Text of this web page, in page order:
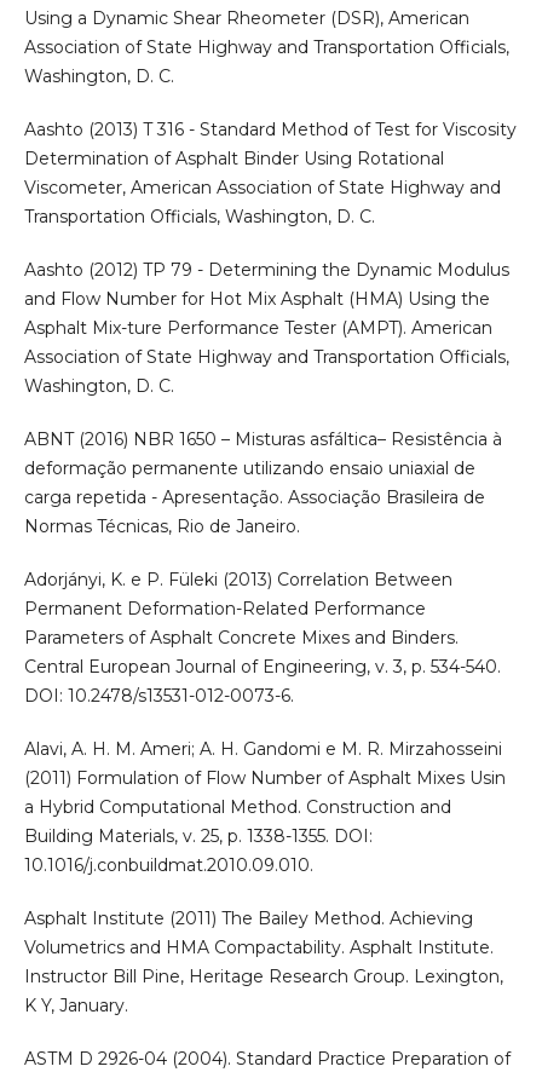
Using a Dynamic Shear Rheometer (DSR), American
Association of State Highway and Transportation Officials,
Washington, D. C.
Aashto (2013) T 316 - Standard Method of Test for Viscosity
Determination of Asphalt Binder Using Rotational
Viscometer, American Association of State Highway and
Transportation Officials, Washington, D. C.
Aashto (2012) TP 79 - Determining the Dynamic Modulus
and Flow Number for Hot Mix Asphalt (HMA) Using the
Asphalt Mix-ture Performance Tester (AMPT). American
Association of State Highway and Transportation Officials,
Washington, D. C.
ABNT (2016) NBR 1650 – Misturas asfáltica– Resistência à
deformação permanente utilizando ensaio uniaxial de
carga repetida - Apresentação. Associação Brasileira de
Normas Técnicas, Rio de Janeiro.
Adorjányi, K. e P. Füleki (2013) Correlation Between
Permanent Deformation-Related Performance
Parameters of Asphalt Concrete Mixes and Binders.
Central European Journal of Engineering, v. 3, p. 534-540.
DOI: 10.2478/s13531-012-0073-6.
Alavi, A. H. M. Ameri; A. H. Gandomi e M. R. Mirzahosseini
(2011) Formulation of Flow Number of Asphalt Mixes Usin
a Hybrid Computational Method. Construction and
Building Materials, v. 25, p. 1338-1355. DOI:
10.1016/j.conbuildmat.2010.09.010.
Asphalt Institute (2011) The Bailey Method. Achieving
Volumetrics and HMA Compactability. Asphalt Institute.
Instructor Bill Pine, Heritage Research Group. Lexington,
K Y, January.
ASTM D 2926-04 (2004). Standard Practice Preparation of